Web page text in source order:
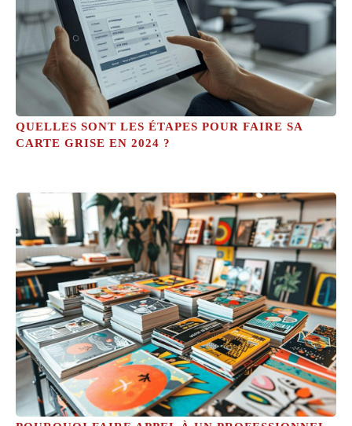
QUELLES SONT LES ÉTAPES POUR FAIRE SA
CARTE GRISE EN 2024 ?